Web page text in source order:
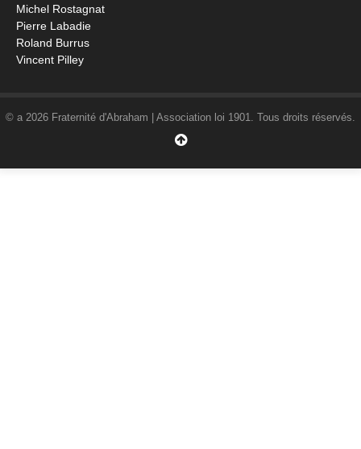
Michel Rostagnat
Pierre Labadie
Roland Burrus
Vincent Pilley
© a 2026 Fraternité d'Abraham | Association loi 1901. Tous droits réservés.